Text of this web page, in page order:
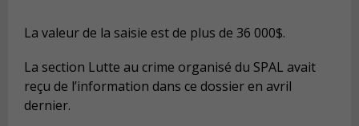
La valeur de la saisie est de plus de 36 000$.
La section Lutte au crime organisé du SPAL avait
reçu de l’information dans ce dossier en avril
dernier.